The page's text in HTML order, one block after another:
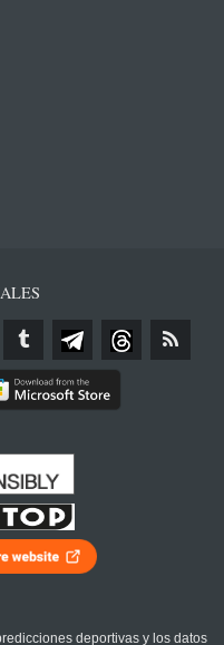
deportivas y los datos